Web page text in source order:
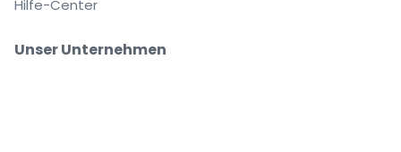
Unser Unternehmen
Hilfe-Center